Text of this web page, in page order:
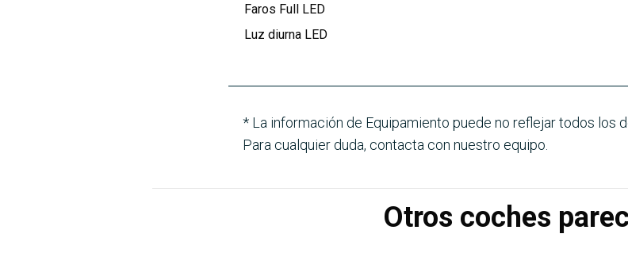
Faros Full LED
Luz diurna LED
* La información de Equipamiento puede no reflejar todos los
Para cualquier duda, contacta con nuestro equipo.
Otros coches